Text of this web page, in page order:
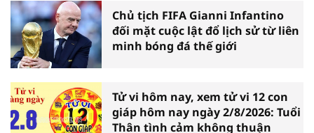
Chủ tịch FIFA Gianni Infantino
đối mặt cuộc lật đổ lịch sử từ liên
minh bóng đá thế giới
Tử vi hôm nay, xem tử vi 12 con
giáp hôm nay ngày 2/8/2026: Tuổi
Thân tình cảm không thuận